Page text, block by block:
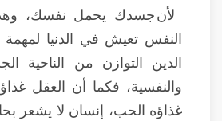
لأن جسدك يحمل نفسك،
النفس تعيش في الدنيا
الدين التوازن من الناحية
والنفسية، فكما أن العقل
غذاؤه الحب، إنسان لا يشعر